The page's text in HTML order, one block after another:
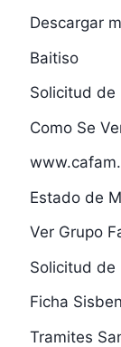
Descargar
Baitiso
Solicitud de
Como Se
Estado de
Ver Grupo
Solicitud de
Ficha
Tramites